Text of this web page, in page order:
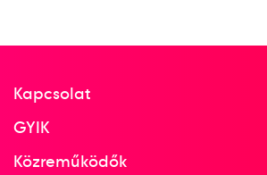
Kapcsolat
GYIK
Közreműködők